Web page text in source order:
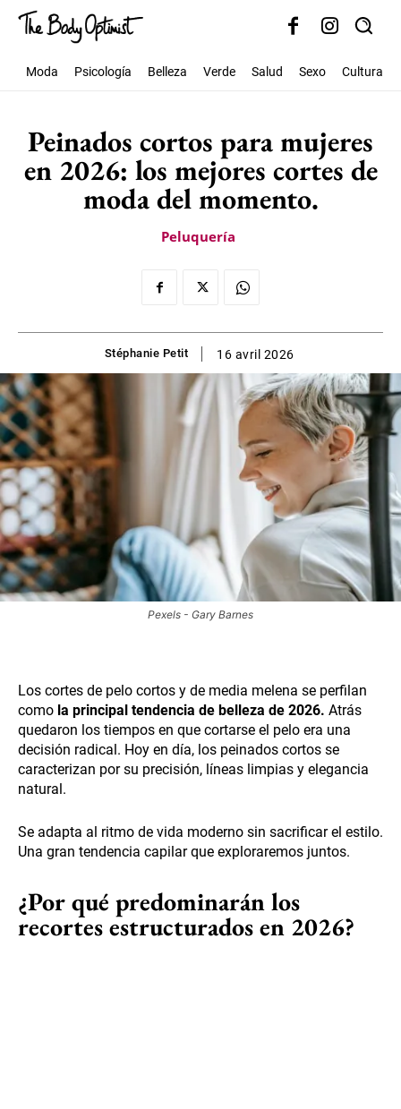
Moda Psicología Belleza Verde Salud Sexo Cultura
Peinados cortos para mujeres
en 2026: los mejores cortes de
moda del momento.
Peluquería
Stéphanie Petit 16 avril 2026
Pexels - Gary Barnes
Los cortes de pelo cortos y de media melena se perfilan
como la principal tendencia de belleza de 2026. Atrás
quedaron los tiempos en que cortarse el pelo era una
decisión radical. Hoy en día, los peinados cortos se
caracterizan por su precisión, líneas limpias y elegancia
natural.
Se adapta al ritmo de vida moderno sin sacrificar el estilo.
Una gran tendencia capilar que exploraremos juntos.
¿Por qué predominarán los
recortes estructurados en 2026?